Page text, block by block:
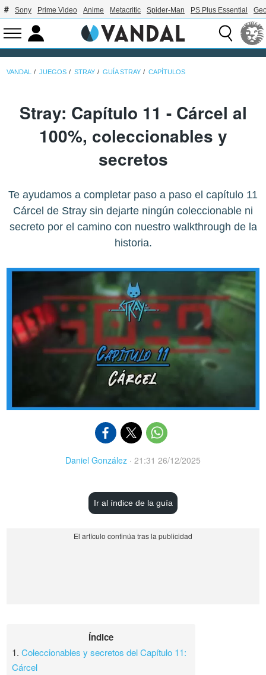
Sony Prime Video Anime Metacritic Spider-Man PS Plus Essential
VANDAL JUEGOS STRAY GUÍA STRAY CAPÍTULOS
Stray: Capítulo 11 - Cárcel al
100%, coleccionables y
secretos
Te ayudamos a completar paso a paso el capítulo 11
Cárcel de Stray sin dejarte ningún coleccionable ni
secreto por el camino con nuestro walkthrough de la
historia.
Daniel González · 21:31 26/12/2025
Ir al índice de la guía
Índice
1.Coleccionables y secretos del Capítulo 11:
Cárcel